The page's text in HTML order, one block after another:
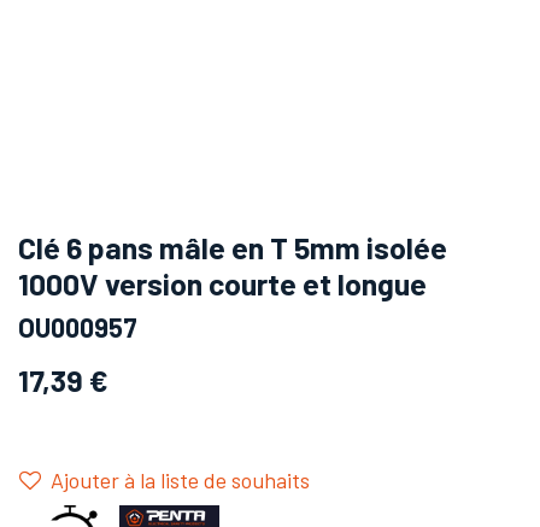
Clé 6 pans mâle en T 5mm isolée
1000V version courte et longue
OU000957
17,39 €
Ajouter à la liste de souhaits